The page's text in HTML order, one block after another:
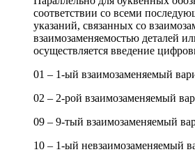
соответствии со всеми
указаний, связанных со
взаимозаменяемостью деталей
осуществляется введение
01 – 1-ый взаимозаменяемый
02 – 2-рой взаимозаменяемый
09 – 9-тый взаимозаменяемый
10 – 1-ый невзаимозаменяемый